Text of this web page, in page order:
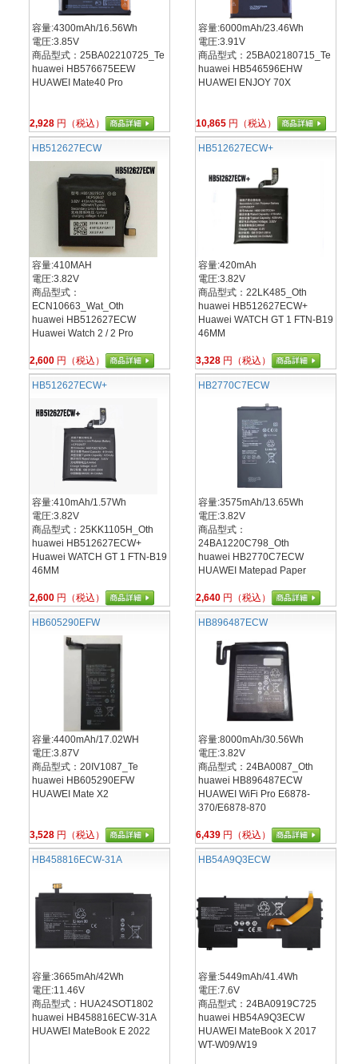
容量:4300mAh/16.56Wh
電圧:3.85V
商品型式：25BA02210725_Te
huawei HB576675EEW
HUAWEI Mate40 Pro
2,928 円（税込）
容量:6000mAh/23.46Wh
電圧:3.91V
商品型式：25BA02180715_Te
huawei HB546596EHW
HUAWEI ENJOY 70X
10,865 円（税込）
HB512627ECW
容量:410MAH
電圧:3.82V
商品型式：
ECN10663_Wat_Oth
huawei HB512627ECW
Huawei Watch 2 / 2 Pro
2,600 円（税込）
HB512627ECW+
容量:420mAh
電圧:3.82V
商品型式：22LK485_Oth
huawei HB512627ECW+
Huawei WATCH GT 1 FTN-B19
46MM
3,328 円（税込）
HB512627ECW+
容量:410mAh/1.57Wh
電圧:3.82V
商品型式：25KK1105H_Oth
huawei HB512627ECW+
Huawei WATCH GT 1 FTN-B19
46MM
2,600 円（税込）
HB2770C7ECW
容量:3575mAh/13.65Wh
電圧:3.82V
商品型式：
24BA1220C798_Oth
huawei HB2770C7ECW
HUAWEI Matepad Paper
2,640 円（税込）
HB605290EFW
容量:4400mAh/17.02WH
電圧:3.87V
商品型式：20IV1087_Te
huawei HB605290EFW
HUAWEI Mate X2
3,528 円（税込）
HB896487ECW
容量:8000mAh/30.56Wh
電圧:3.82V
商品型式：24BA0087_Oth
huawei HB896487ECW
HUAWEI WiFi Pro E6878-
370/E6878-870
6,439 円（税込）
HB458816ECW-31A
容量:3665mAh/42Wh
電圧:11.46V
商品型式：HUA24SOT1802
huawei HB458816ECW-31A
HUAWEI MateBook E 2022
HB54A9Q3ECW
容量:5449mAh/41.4Wh
電圧:7.6V
商品型式：24BA0919C725
huawei HB54A9Q3ECW
HUAWEI MateBook X 2017
WT-W09/W19